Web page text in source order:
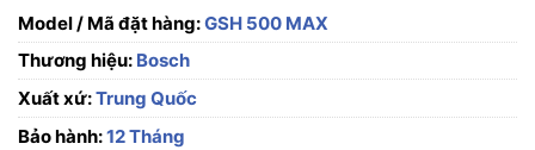
Model / Mã đặt hàng:GSH 500 MAX
Thương hiệu: Bosch
Xuất xứ:Trung Quốc
Bảo hành:12 Tháng